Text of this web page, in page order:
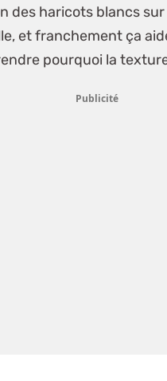
des haricots blancs
, et franchement ça
pourquoi la
Publicité